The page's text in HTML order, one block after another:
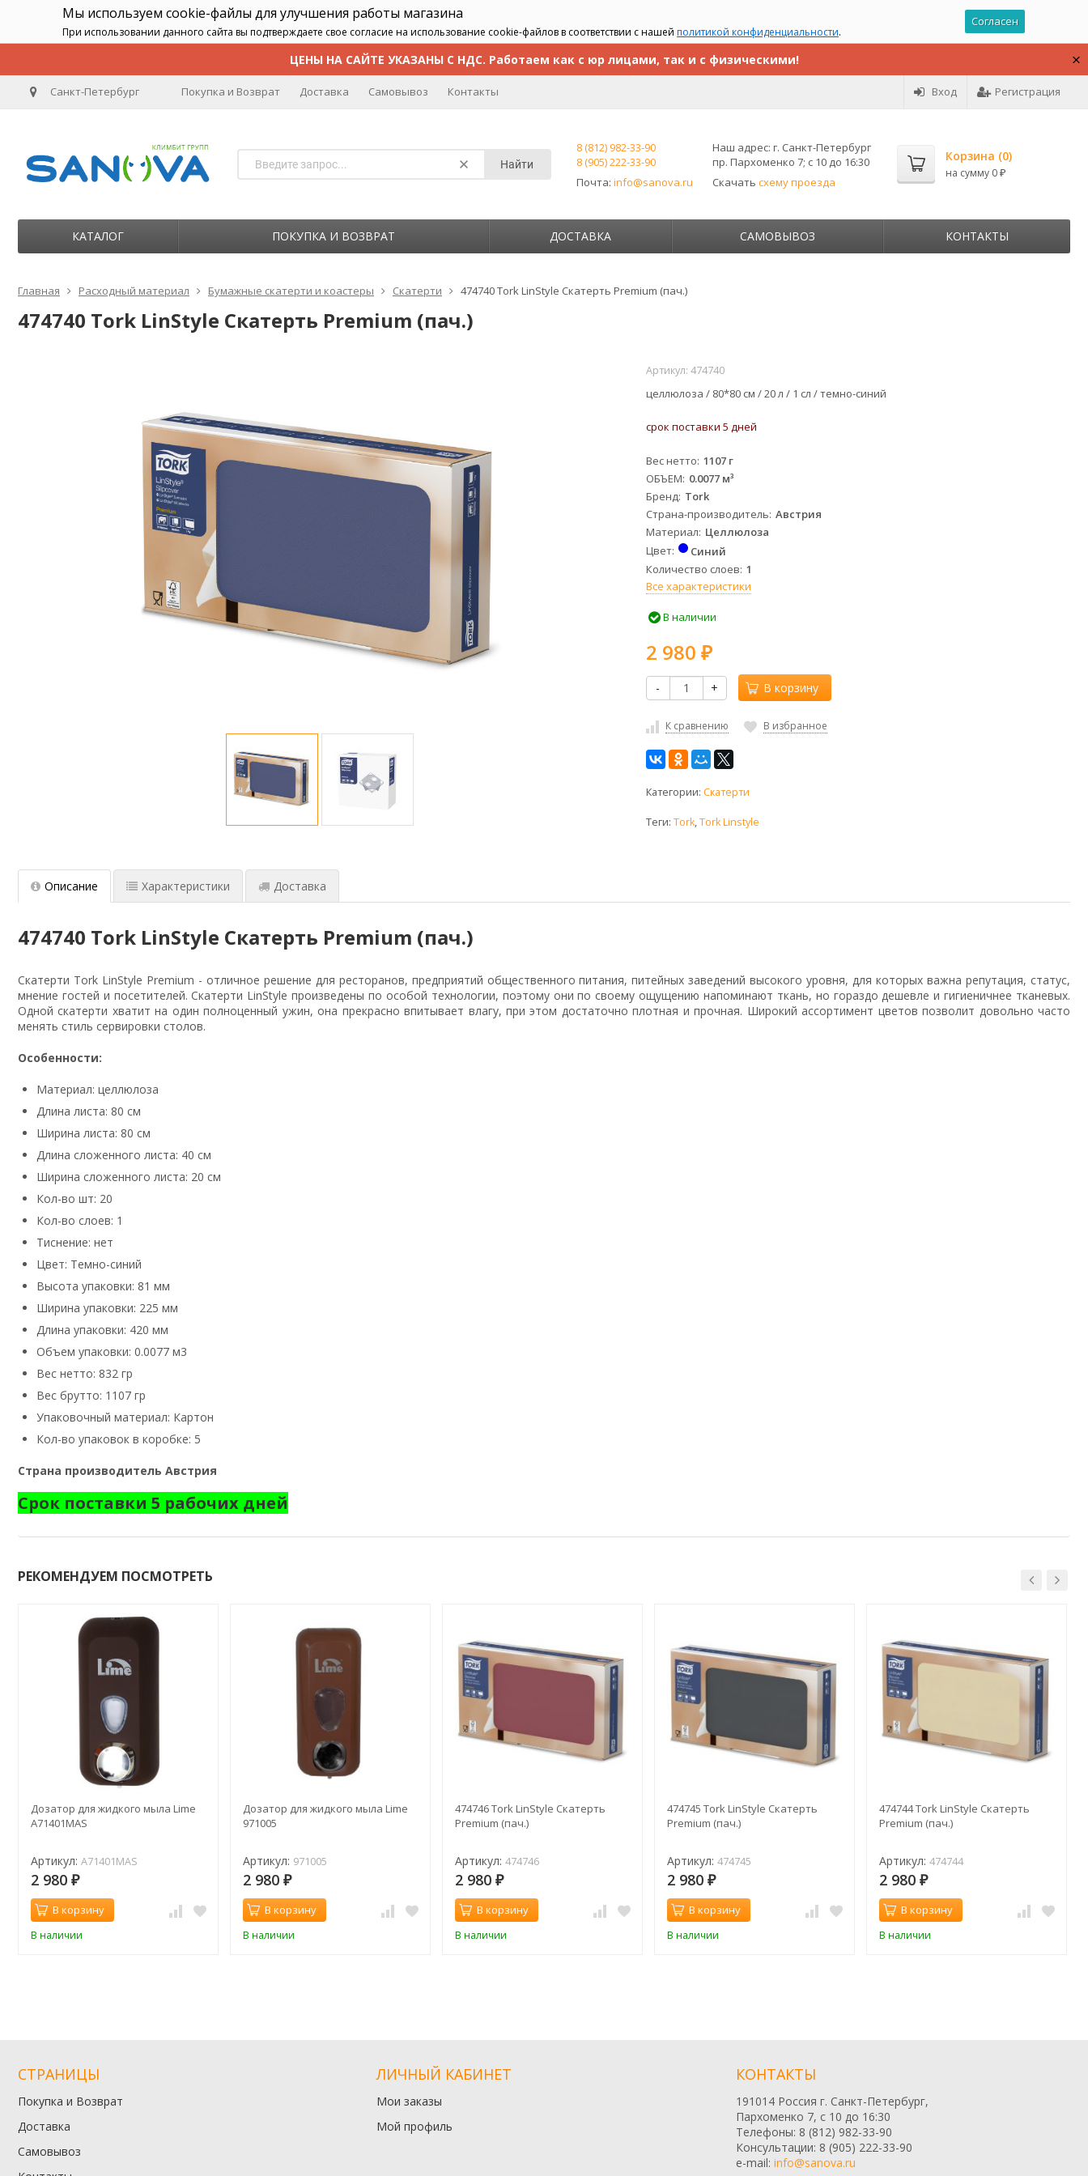
Мы используем cookie-файлы для улучшения работы магазина
При использовании данного сайта вы подтверждаете свое согласие на использование cookie-файлов в соответствии с нашей политикой конфиденциальности.
Согласен
ЦЕНЫ НА САЙТЕ УКАЗАНЫ С НДС. Работаем как с юр лицами, так и с физическими!
Санкт-Петербург Вход Регистрация
Покупка и Возврат Доставка Самовывоз Контакты
Найти
8 (812) 982-33-90
8 (905) 222-33-90
Почта: info@sanova.ru
Наш адрес: г. Санкт-Петербург
пр. Пархоменко 7; с 10 до 16:30
Скачать схему проезда
Корзина (0)
на сумму 0 ₽
КАТАЛОГ ПОКУПКА И ВОЗВРАТ ДОСТАВКА САМОВЫВОЗ КОНТАКТЫ
Главная Расходный материал Бумажные скатерти и коастеры Скатерти 474740 Tork LinStyle Скатерть Premium (пач.)
474740 Tork LinStyle Скатерть Premium (пач.)
Артикул: 474740
целлюлоза / 80*80 см /20л / 1 сл / темно-синий
срок поставки 5 дней
Вес нетто 1107 г
ОБЪЕМ 0.0077 м³
Бренд Tork
Страна-производитель Австрия
Материал Целлюлоза
Цвет
Синий
Количество слоев 1
Все характеристики
В наличии
2 980 ₽
- + В корзину
К сравнению В избранное
Категории: Скатерти
Теги: Tork,Tork Linstyle
Описание Характеристики Доставка
474740 Tork LinStyle Скатерть Premium (пач.)
Скатерти Tork LinStyle Premium - отличное решение для ресторанов, предприятий общественного питания, питейных заведений высокого уровня, для которых важна репутация, статус,
мнение гостей и посетителей. Скатерти LinStyle произведены по особой технологии, поэтому они по своему ощущению напоминают ткань, но гораздо дешевле и гигиеничнее тканевых.
Одной скатерти хватит на один полноценный ужин, она прекрасно впитывает влагу, при этом достаточно плотная и прочная. Широкий ассортимент цветов позволит довольно часто
менять стиль сервировки столов.
Особенности:
Материал: целлюлоза
Длина листа: 80 см
Ширина листа: 80 см
Длина сложенного листа: 40 см
Ширина сложенного листа: 20 см
Кол-во шт: 20
Кол-во слоев: 1
Тиснение: нет
Цвет: Темно-синий
Высота упаковки: 81 мм
Ширина упаковки: 225 мм
Длина упаковки: 420 мм
Объем упаковки: 0.0077 м3
Вес нетто: 832 гр
Вес брутто: 1107 гр
Упаковочный материал: Картон
Кол-во упаковок в коробке: 5
Страна производитель Австрия
Срок поставки 5 рабочих дней
РЕКОМЕНДУЕМ ПОСМОТРЕТЬ
Дозатор для жидкого мыла Lime
A71401MAS
Артикул: A71401MAS
2 980 ₽
В корзину
В наличии
Дозатор для жидкого мыла Lime
971005
Артикул: 971005
2 980 ₽
В корзину
В наличии
474746 Tork LinStyle Скатерть
Premium (пач.)
Артикул: 474746
2 980 ₽
В корзину
В наличии
474745 Tork LinStyle Скатерть
Premium (пач.)
Артикул: 474745
2 980 ₽
В корзину
В наличии
474744 Tork LinStyle Скатерть
Premium (пач.)
Артикул: 474744
2 980 ₽
В корзину
В наличии
СТРАНИЦЫ
Покупка и Возврат
Доставка
Самовывоз
ЛИЧНЫЙ КАБИНЕТ
Мои заказы
Мой профиль
КОНТАКТЫ
191014 Россия г. Санкт-Петербург,
Пархоменко 7, с 10 до 16:30
Телефоны: 8 (812) 982-33-90
Консультации: 8 (905) 222-33-90
e-mail: info@sanova.ru